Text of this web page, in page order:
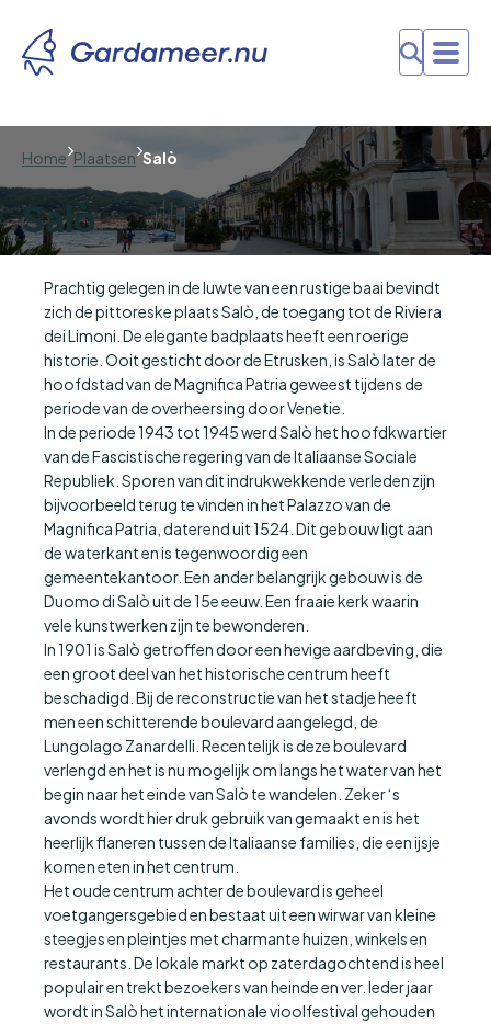
Home Plaatsen Salò
Salò
Prachtig gelegen in de luwte van een rustige baai bevindt
zich de pittoreske plaats Salò, de toegang tot de Riviera
dei Limoni. De elegante badplaats heeft een roerige
historie. Ooit gesticht door de Etrusken, is Salò later de
hoofdstad van de Magnifica Patria geweest tijdens de
periode van de overheersing door Venetie.
In de periode 1943 tot 1945 werd Salò het hoofdkwartier
van de Fascistische regering van de Italiaanse Sociale
Republiek. Sporen van dit indrukwekkende verleden zijn
bijvoorbeeld terug te vinden in het Palazzo van de
Magnifica Patria, daterend uit 1524. Dit gebouw ligt aan
de waterkant en is tegenwoordig een
gemeentekantoor. Een ander belangrijk gebouw is de
Duomo di Salò uit de 15e eeuw. Een fraaie kerk waarin
vele kunstwerken zijn te bewonderen.
In 1901 is Salò getroffen door een hevige aardbeving, die
een groot deel van het historische centrum heeft
beschadigd. Bij de reconstructie van het stadje heeft
men een schitterende boulevard aangelegd, de
Lungolago Zanardelli. Recentelijk is deze boulevard
verlengd en het is nu mogelijk om langs het water van het
begin naar het einde van Salò te wandelen. Zeker ‘s
avonds wordt hier druk gebruik van gemaakt en is het
heerlijk flaneren tussen de Italiaanse families, die een ijsje
komen eten in het centrum.
Het oude centrum achter de boulevard is geheel
voetgangersgebied en bestaat uit een wirwar van kleine
steegjes en pleintjes met charmante huizen, winkels en
restaurants. De lokale markt op zaterdagochtend is heel
populair en trekt bezoekers van heinde en ver. Ieder jaar
wordt in Salò het internationale vioolfestival gehouden